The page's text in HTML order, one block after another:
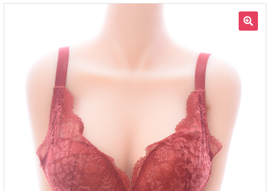
ラブドール買取・処分
サ
無料引き取り
よくあるご質問
お問い合わせ